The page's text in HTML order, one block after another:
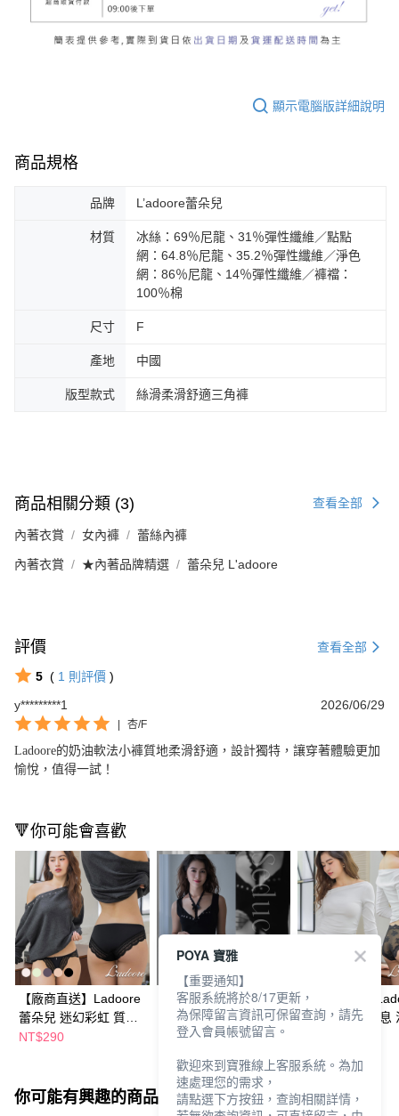
顯示電腦版詳細說明
商品規格
品牌 L’adoore蕾朵兒
材質
冰絲：69％尼龍、31％彈性纖維／點點
網：64.8％尼龍、35.2％彈性纖維／淨色
網：86％尼龍、14％彈性纖維／褲襠：
100％棉
尺寸 F
產地 中國
版型款式 絲滑柔滑舒適三角褲
商品相關分類 (3) 查看全部
內著衣賞 女內褲 蕾絲內褲
內著衣賞 ★內著品牌精選 蕾朵兒 L'adoore
評價 查看全部
5 ( 1 則評價 )
y*********1
2026/06/29
杏/F
Ladoore的奶油軟法小褲質地柔滑舒適，設計獨特，讓穿著體驗更加
愉悅，值得一試！
🔻你可能會喜歡
【廠商直送】Ladoore
蕾朵兒 迷幻彩虹 質感
美臀內褲-多款任選
NT$290
【廠商直送】Ladoore
蕾朵兒 落日大道 性感
蕾絲內褲-多款任選
NT$290
【廠商直送】
蕾朵兒 曖昧氣息
你可能有興趣的商品 全站排行
POYA 寶雅
【重要通知】
客服系統將於8/17更新，
為保障留言資訊可保留查詢，請先
登入會員帳號留言。
歡迎來到寶雅線上客服系統。為加
速處理您的需求，
請點選下方按鈕，查詢相關詳情，